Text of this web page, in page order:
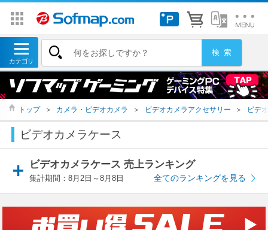
トップ ＞ カメラ・ビデオカメラ ＞ ビデオカメラアクセサリー ＞ ビデ
ビデオカメラケース
ビデオカメラケース 売上ランキング
集計期間：8月2日～8月8日 全てのランキングを見る